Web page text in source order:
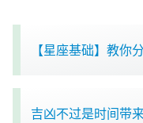
【星座基础】教你
吉凶不过是时间带